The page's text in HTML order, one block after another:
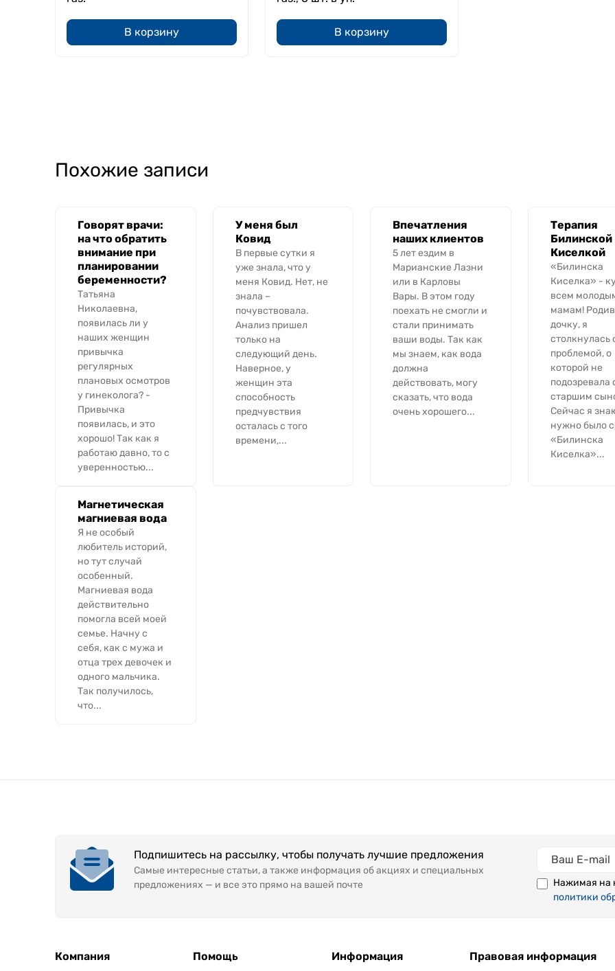
В корзину В корзину
Похожие записи
Говорят врачи:
на что обратить
внимание при
планировании
беременности?
Татьяна
Николаевна,
появилась ли у
наших женщин
привычка
регулярных
плановых осмотров
у гинеколога? -
Привычка
появилась, и это
хорошо! Так как я
работаю давно, то с
уверенностью...
У меня был
Ковид
В первые сутки я
уже знала, что у
меня Ковид. Нет, не
знала –
почувствовала.
Анализ пришел
только на
следующий день.
Наверное, у
женщин эта
способность
предчувствия
осталась с того
времени,...
Впечатления
наших клиентов
5 лет ездим в
Марианские Лазни
или в Карловы
Вары. В этом году
поехать не смогли и
стали принимать
ваши воды. Так как
мы знаем, как вода
должна
действовать, могу
сказать, что вода
очень хорошего...
Терапия
Билинской
Киселкой
«Билинска
Киселка» -
всем
мамам! Родив
дочку, я
столкнулась
проблемой, о
которой не
подозревала
старшим
Сейчас я
нужно было
«Билинска
Киселка»...
Магнетическая
магниевая вода
Я не особый
любитель историй,
но тут случай
особенный.
Магниевая вода
действительно
помогла всей моей
семье. Начну с
себя, как с мужа и
отца трех девочек и
одного мальчика.
Так получилось,
что...
Подпишитесь на рассылку, чтобы получать лучшие предложения
Самые интересные статьи, а также информация об акциях и специальных
предложениях — и все это прямо на вашей почте
Нажимая на
политики
Компания Помощь Информация Правовая информация